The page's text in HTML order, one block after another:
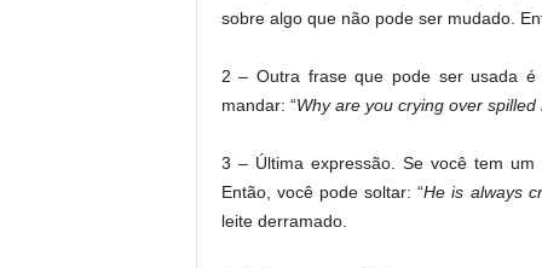
sobre algo que não pode ser mudado.
2 – Outra frase que pode ser usada
mandar: “Why are you crying over spilled
3 – Última expressão. Se você tem
Então, você pode soltar: “He is always
leite derramado.